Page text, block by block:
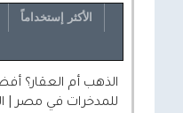
الأكثر إستخداماً
الذهب أم العقار؟
للمدخرات في مصر |